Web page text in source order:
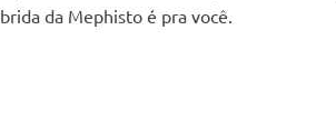
da Mephisto é pra você.